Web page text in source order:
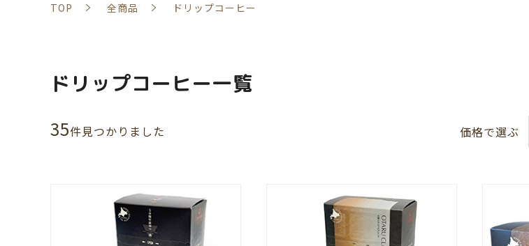
TOP 全商品 ドリップコーヒー
ドリップコーヒー一覧
35件⾒つかりました 価格で選ぶ